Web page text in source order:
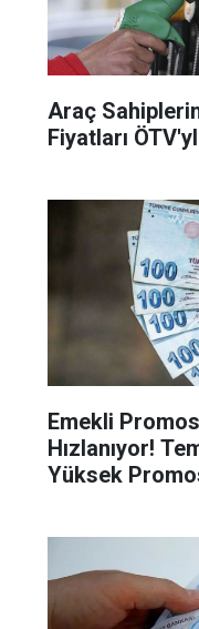
Araç
Emekli
Hızlanıyor!
Yüksek